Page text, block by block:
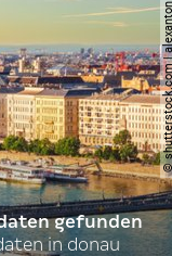
©
gefunden
in donau